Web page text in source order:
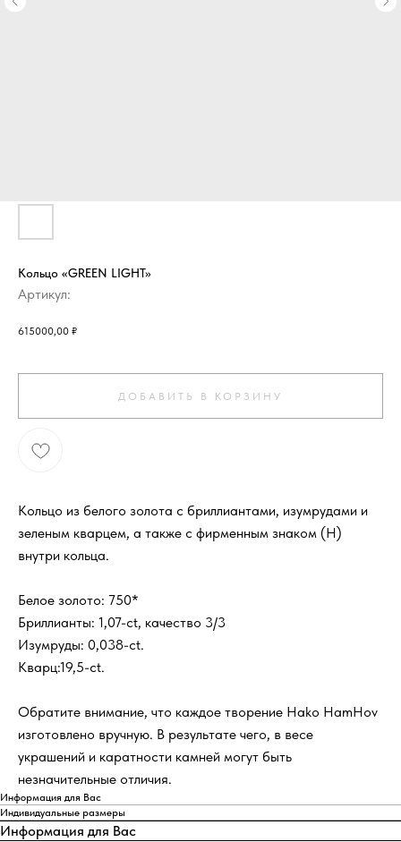
Кольцо «GREEN LIGHT»
Артикул:
615000,00 ₽
ДОБАВИТЬ В КОРЗИНУ
Кольцо из белого золота с бриллиантами, изумрудами и
зеленым кварцем, а также с фирменным знаком (H)
внутри кольца.
Белое золото: 750*
Бриллианты: 1,07-ct, качество 3/3
Изумруды: 0,038-ct.
Кварц:19,5-ct.
Обратите внимание, что каждое творение Hako HamHov
изготовлено вручную. В результате чего, в весе
украшений и каратности камней могут быть
незначительные отличия.
Информация для Вас
Индивидуальные размеры
Информация для Вас